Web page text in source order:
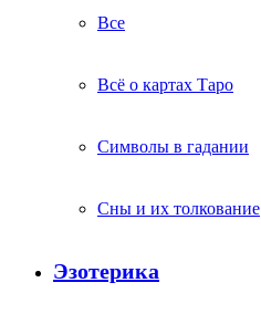
Все
Всё о картах Таро
Символы в гадании
Сны и их толкование
Эзотерика